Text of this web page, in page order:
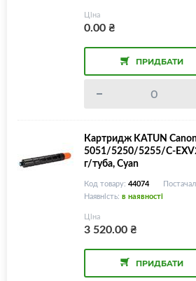
Ціна
0.00₴
ПРИДБАТИ
Картридж KATUN
5051/5250/5255/C-
г/туба, Cyan
Код товару: 44074
Наявність: в наявності
Ціна
3 520.00₴
ПРИДБАТИ